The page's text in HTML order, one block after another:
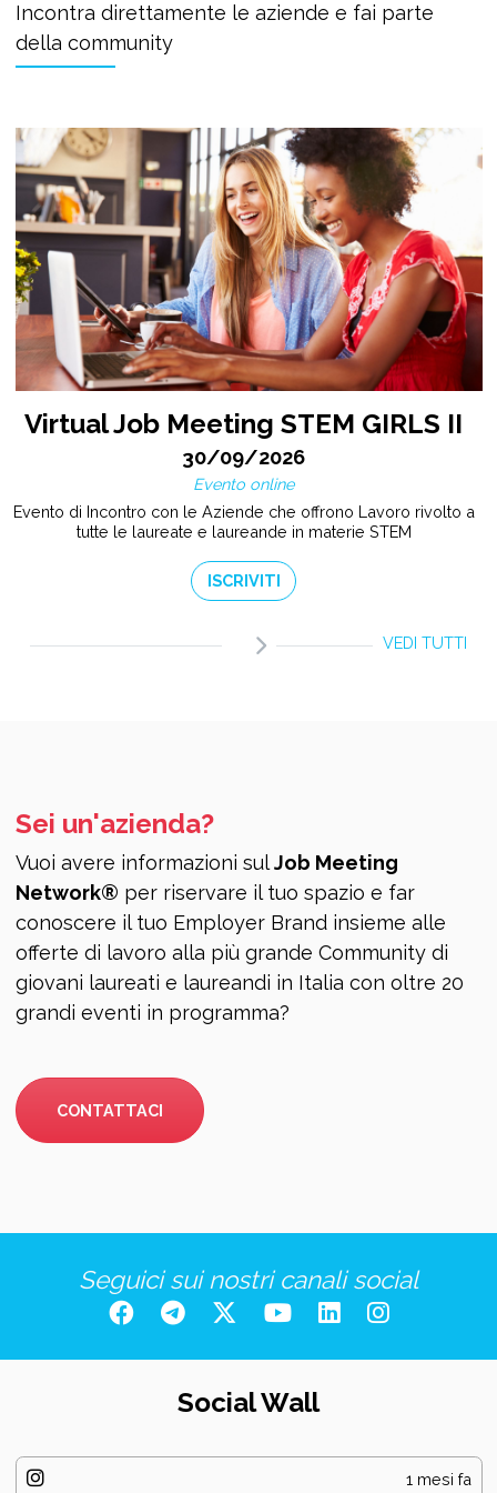
Incontra direttamente le aziende e fai parte
della community
Virtual Job Meeting STEM GIRLS II
30/09/2026
Evento online
Evento di Incontro con le Aziende che offrono Lavoro rivolto a
tutte le laureate e laureande in materie STEM
ISCRIVITI
VEDI TUTTI
Sei un'azienda?
Vuoi avere informazioni sulJob Meeting
Network® per riservare il tuo spazio e far
conoscere il tuo Employer Brand insieme alle
offerte di lavoro alla più grande Community di
giovani laureati e laureandi in Italia con oltre 20
grandi eventi in programma?
CONTATTACI
Seguici sui nostri canali social
Social Wall
1 mesi fa